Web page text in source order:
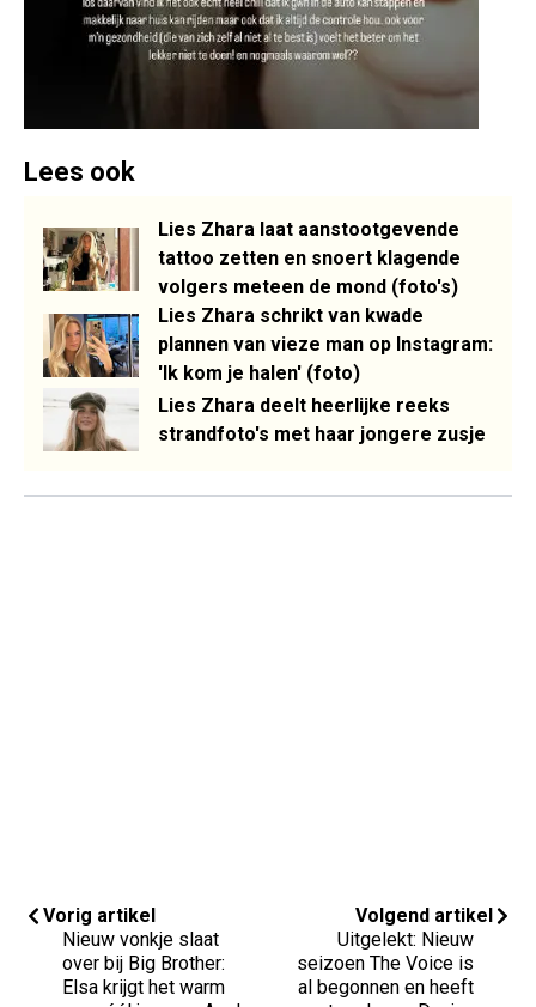
Lees ook
Lies Zhara laat aanstootgevende
tattoo zetten en snoert klagende
volgers meteen de mond (foto's)
Lies Zhara schrikt van kwade
plannen van vieze man op Instagram:
'Ik kom je halen' (foto)
Lies Zhara deelt heerlijke reeks
strandfoto's met haar jongere zusje
Vorig artikel
Nieuw vonkje slaat
over bij Big Brother:
Elsa krijgt het warm
Volgend artikel
Uitgelekt: Nieuw
seizoen The Voice is
al begonnen en heeft